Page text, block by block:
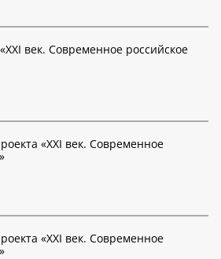
век. Современное российское
«XXI век. Современное
«XXI век. Современное